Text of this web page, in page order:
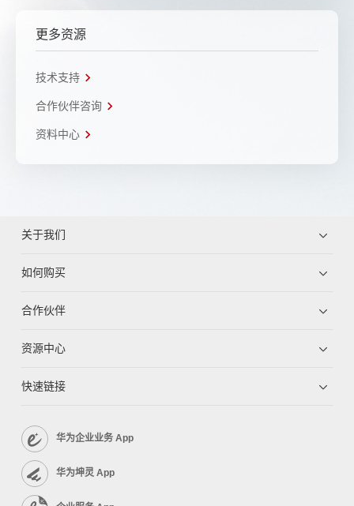
更多资源
技术支持
合作伙伴咨询
资料中心
关于我们
如何购买
合作伙伴
资源中心
快速链接
华为企业业务 App
华为坤灵 App